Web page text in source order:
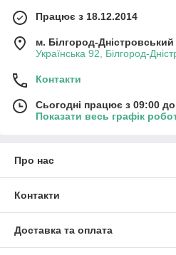
Працює з 18.12.2014
м. Білгород-Дністровський
Українська 92, Білгород-
Контакти
Сьогодні працює з 09:00
Показати весь графік
Про нас
Контакти
Доставка та оплата